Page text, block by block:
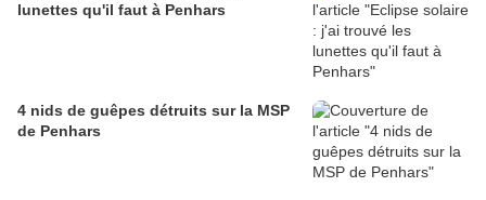
lunettes qu'il faut à Penhars
4 nids de guêpes détruits sur la MSP
de Penhars